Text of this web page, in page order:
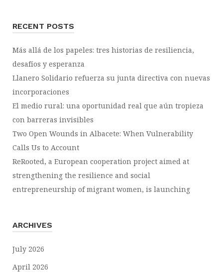
RECENT POSTS
Más allá de los papeles: tres historias de resiliencia,
desafíos y esperanza
Llanero Solidario refuerza su junta directiva con nuevas
incorporaciones
El medio rural: una oportunidad real que aún tropieza
con barreras invisibles
Two Open Wounds in Albacete: When Vulnerability
Calls Us to Account
ReRooted, a European cooperation project aimed at
strengthening the resilience and social
entrepreneurship of migrant women, is launching
ARCHIVES
July 2026
April 2026